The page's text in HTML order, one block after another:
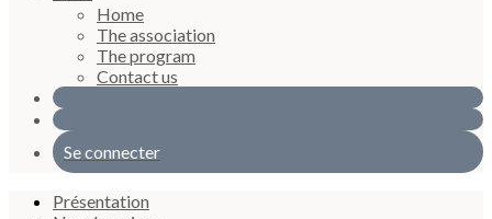
Home
The association
The program
Contact us
Se connecter
Présentation